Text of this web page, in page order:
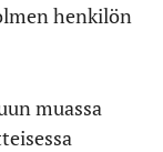
henkilön
muassa